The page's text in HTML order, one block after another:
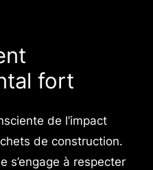
fort
de l’impact
de construction.
s’engage à respecter